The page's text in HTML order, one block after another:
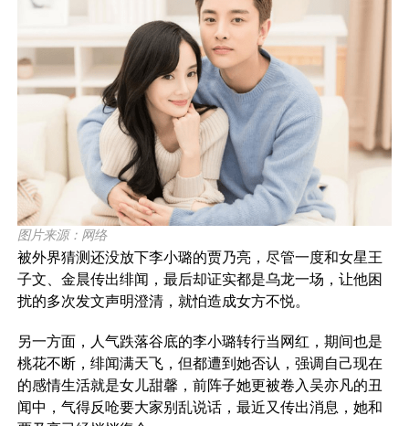
图片来源：网络
被外界猜测还没放下李小璐的贾乃亮，尽管一度和女星王
子文、金晨传出绯闻，最后却证实都是乌龙一场，让他困
扰的多次发文声明澄清，就怕造成女方不悦。
另一方面，人气跌落谷底的李小璐转行当网红，期间也是
桃花不断，绯闻满天飞，但都遭到她否认，强调自己现在
的感情生活就是女儿甜馨，前阵子她更被卷入吴亦凡的丑
闻中，气得反呛要大家别乱说话，最近又传出消息，她和